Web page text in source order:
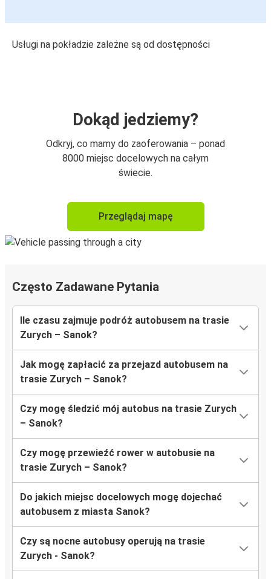
Usługi na pokładzie zależne są od dostępności
Dokąd jedziemy?
Odkryj, co mamy do zaoferowania – ponad
8000 miejsc docelowych na całym
świecie.
Przeglądaj mapę
Często Zadawane Pytania
Ile czasu zajmuje podróż autobusem na trasie
Zurych – Sanok?
Jak mogę zapłacić za przejazd autobusem na
trasie Zurych – Sanok?
Czy mogę śledzić mój autobus na trasie Zurych
– Sanok?
Czy mogę przewieźć rower w autobusie na
trasie Zurych – Sanok?
Do jakich miejsc docelowych mogę dojechać
autobusem z miasta Sanok?
Czy są nocne autobusy operują na trasie
Zurych - Sanok?